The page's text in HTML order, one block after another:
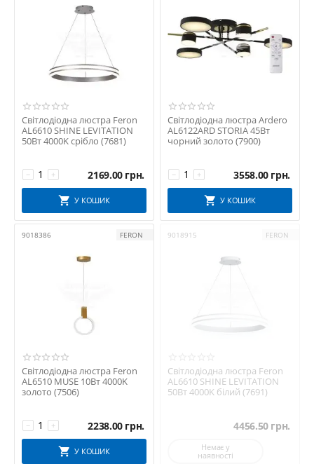
Світлодіодна люстра Feron
AL6610 SHINE LEVITATION
50Вт 4000K срібло (7681)
+
− 2169.00 грн.
У КОШИК
Світлодіодна люстра Ardero
AL6122ARD STORIA 45Вт
чорний золото (7900)
+
− 3558.00 грн.
У КОШИК
9018386 FERON
Світлодіодна люстра Feron
AL6510 MUSE 10Вт 4000K
золото (7506)
+
− 2238.00 грн.
У КОШИК
9018915 FERON
Світлодіодна люстра Feron
AL6610 SHINE LEVITATION
50Вт 4000K білий (7691)
4456.50 грн.
Немає у
наявності